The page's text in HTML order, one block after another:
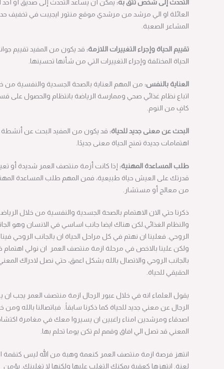
التحدث إلى شخص تثق به: يمكن أن يساعد التحدث إلى صديق أو أحد أفراد
العائلة او الي مرشد من مرشدي موقع منتور ايجيبت في تخفيف حدة
المشاعر الصعبة.
تقييم الحياة وإجراء التغييرات اللازمة:قد يكون من المفيد تقييم جوانب
الحياة المختلفة وإجراء التغييرات التي من شأنها تحسينها.
العناية بالنفس: من المهم العناية بالصحة الجسدية والنفسية من خلال
اتباع نظام غذائي صحي وممارسة الرياضة بانتظام والحصول على قسط
كافٍ من النوم.
البحث عن معنى جديد للحياة:قد يكون من المفيد البحث عن أنشطة أو
اهتمامات جديدة تمنح الحياة معنى جديدًا.
طلب المساعدة المهنية: إذا كانت أزمة منتصف العمر شديدة أو تعيق
قدرتك على العيش حياة طبيعية، فمن المهم طلب المساعدة المهنية
من معالج أو مستشار.
ذكرنا حتي الان الاهتمام بالصحة الجسدية والنفسية من خلال الرياضة
والنظام الغذائي.لكن هناك ايضا جانب اساسي في الانسان وهو الجانب
الروحي. فعلينا ان نهتم في كل مراحل الحياة ان بالجانب الروحي فينا ،
ولكن علينا بالاخص في مرحلة ازمة منتصف العمر ان نولي اهتمام خاصا
بالجانب الروحي والاتصال بالله بشكل اعمق، حتي نصل لادراك المعني
الحقيقي للحياة.
يقول العلماء انه في خلال عبور الرجال ازمة منتصف العمر يجب ان يبحث
الرجال عن معني جديد للحياة كما ذكرنا سابقاً. فباتصالنا بالله ومن خلال
اصدقاء ومرشدين امناء راغبين ان يسيروا معك في مغامرة اكتشاف
المعني قد تصل الي افاق وقمم لم تكن يوما تحلم بها.
انتهز فرصة ازمة منتصف العمر كنعمة وهبة من الله ليس كنقمة او
لعنة. انتهزها كعقبة يمكنك التغلب عليها ولكنها لا تغلبنك. يؤمن